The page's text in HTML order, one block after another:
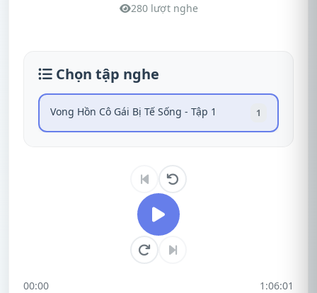
280 lượt nghe
Chọn tập nghe
Vong Hồn Cô Gái Bị Tế Sống - Tập 1 1
00:00 1:06:01